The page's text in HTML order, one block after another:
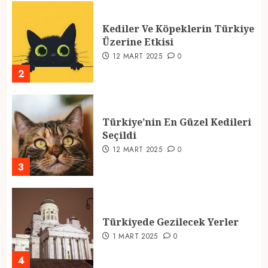
2
Kediler Ve Köpeklerin Türkiye
Üzerine Etkisi
12 MART 2025 0
3
Türkiye’nin En Güzel Kedileri
Seçildi
12 MART 2025 0
4
Türkiyede Gezilecek Yerler
1 MART 2025 0